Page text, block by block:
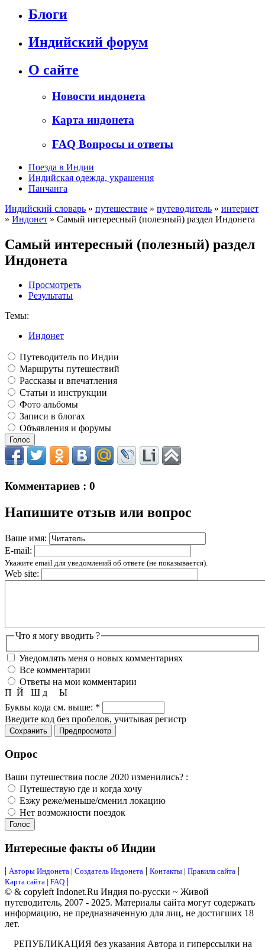
Блоги
Индийский форум
О сайте
Новости индонета
Карта индонета
FAQ Вопросы и ответы
Поезда в Индии
Индийская одежда, украшения
Панчанга
Индийский словарь » путешествие » путеводитель » интернет
» Индонет » Самый интересный (полезный) раздел Индонета
Самый интересный (полезный) раздел
Индонета
Просмотреть
Результаты
Темы:
Индонет
Путеводитель по Индии
Маршруты путешествий
Рассказы и впечатления
Статьи и инструкции
Фото альбомы
Записи в блогах
Объявления и форумы
Комментариев : 0
Напишите отзыв или вопрос
Ваше имя:
E-mail:
Укажите email для уведомлений об ответе (не показывается).
Web site:
Что я могу вводить ?
Уведомлять меня о новых комментариях
Все комментарии
Ответы на мои комментарии
П Й Ы
Ш д
Буквы кода см. выше: *
Введите код без пробелов, учитывая регистр
Опрос
Ваши путешествия после 2020 изменились? :
Путешествую где и когда хочу
Езжу реже/меньше/сменил локацию
Нет возможности поездок
Интересные факты об Индии
Авторы Индонета | Создатель Индонета Контакты | Правила сайта
Карта сайта | FAQ
© & copyleft Indonet.Ru Индия по-русски ~ Живой
путеводитель, 2007 - 2025. Материалы сайта могут содержать
информацию, не предназначенную для лиц, не достигших 18
лет.
РЕПУБЛИКАЦИЯ без указания Автора и гиперссылки на